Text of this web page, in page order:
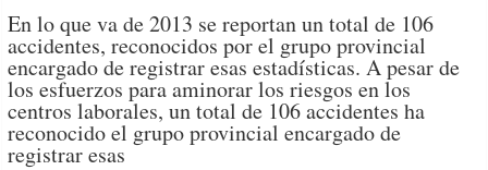
En lo que va de 2013 se reportan un total de 106
accidentes, reconocidos por el grupo provincial
encargado de registrar esas estadísticas. A pesar de
los esfuerzos para aminorar los riesgos en los
centros laborales, un total de 106 accidentes ha
reconocido el grupo provincial encargado de
registrar esas